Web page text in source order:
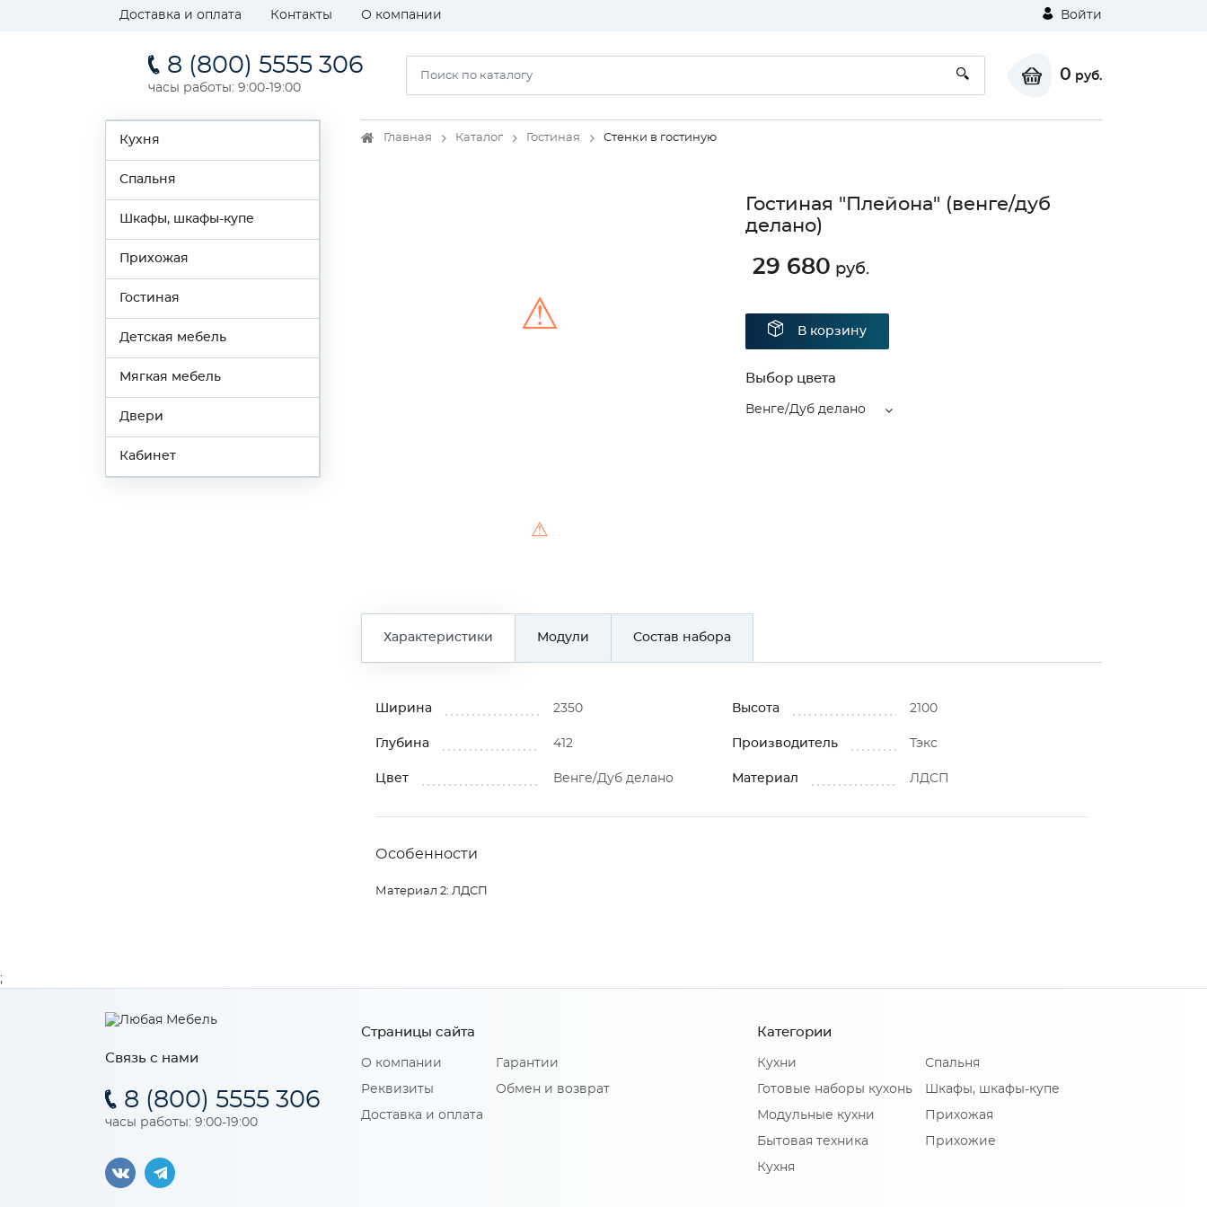
Доставка и оплата Контакты О компании Войти
8 (800) 5555 306
часы работы: 9:00-19:00
0 руб.
Кухня
Спальня
Шкафы, шкафы-купе
Прихожая
Гостиная
Детская мебель
Мягкая мебель
Двери
Кабинет
Главная Каталог Гостиная Стенки в гостиную
⚠
⚠
Гостиная "Плейона" (венге/дуб
делано)
29 680 руб.
В корзину
Выбор цвета
Венге/Дуб делано
Характеристики Модули Состав набора
Ширина 2350 Высота 2100
Глубина 412 Производитель Тэкс
Цвет Венге/Дуб делано Материал ЛДСП
Особенности
Материал 2: ЛДСП
Связь с нами
8 (800) 5555 306
часы работы: 9:00-19:00
Страницы сайта
О компании
Реквизиты
Доставка и оплата
Гарантии
Обмен и возврат
Категории
Кухни
Готовые наборы кухонь
Модульные кухни
Бытовая техника
Кухня
Спальня
Шкафы, шкафы-купе
Прихожая
Прихожие
;